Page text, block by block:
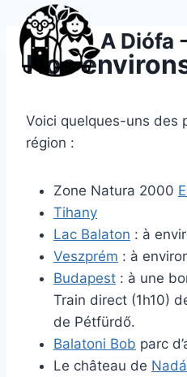
contenu
A Diófa
Nos
Voici quelques-uns des
région :
Zone Natura 2000
Tihany
Lac Balaton : à
Veszprém : à
Budapest : à une
Train direct (1h10)
de Pétfürdő.
Balatoni Bob parc
Le château de